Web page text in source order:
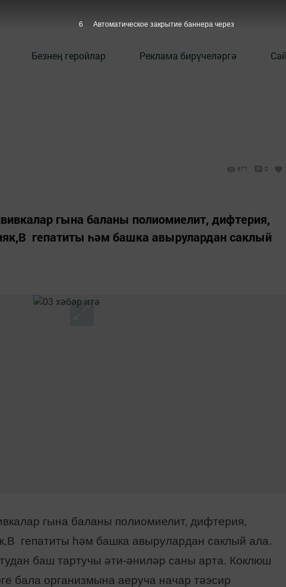
Безнең геройлар Реклама бирүчеләргә
671 0
гына баланы полиомиелит, дифтерия,
гепатиты һәм башка авырулардан саклый
гына баланы полиомиелит, дифтерия,
гепатиты һәм башка авырулардан саклый ала.
баш тартучы әти-әниләр саны арта. Коклюш
бала организмына аеруча начар тәэсир
5 Автоматическое закрытие баннера через